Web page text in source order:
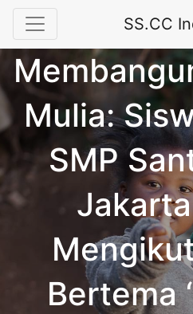
SS.CC
Mulia:
SMP
Bertema